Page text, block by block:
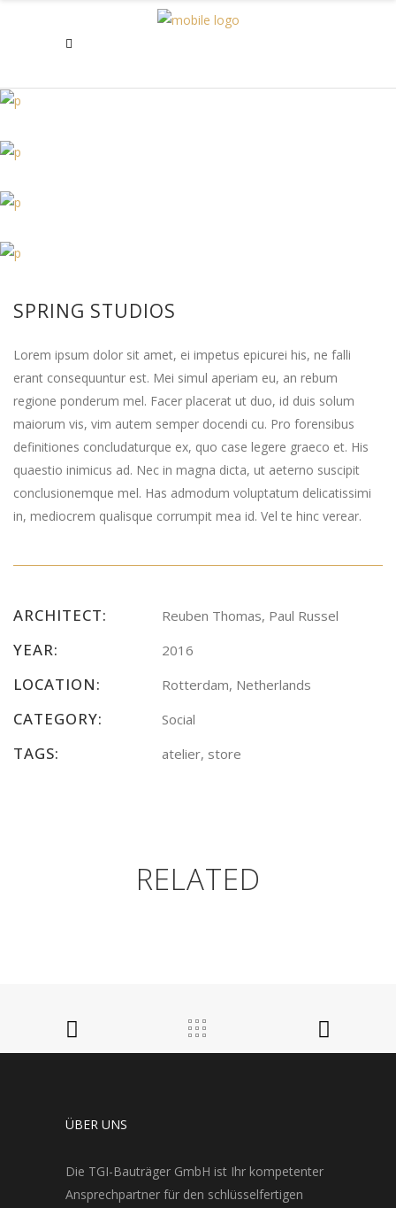
SPRING STUDIOS
Lorem ipsum dolor sit amet, ei impetus epicurei his, ne falli
erant consequuntur est. Mei simul aperiam eu, an rebum
regione ponderum mel. Facer placerat ut duo, id duis solum
maiorum vis, vim autem semper docendi cu. Pro forensibus
definitiones concludaturque ex, quo case legere graeco et. His
quaestio inimicus ad. Nec in magna dicta, ut aeterno suscipit
conclusionemque mel. Has admodum voluptatum delicatissimi
in, mediocrem qualisque corrumpit mea id. Vel te hinc verear.
ARCHITECT: Reuben Thomas, Paul Russel
YEAR: 2016
LOCATION: Rotterdam, Netherlands
CATEGORY: Social
TAGS: atelier, store
RELATED
ÜBER UNS
Die TGI-Bauträger GmbH ist Ihr kompetenter
Ansprechpartner für den schlüsselfertigen